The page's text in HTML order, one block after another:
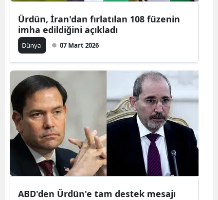
Ürdün, İran'dan fırlatılan 108 füzenin
imha edildiğini açıkladı
Dünya 07 Mart 2026
ABD'den Ürdün'e tam destek mesajı